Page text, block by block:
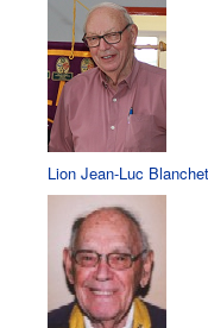
Lion Jean-Luc Blanchet